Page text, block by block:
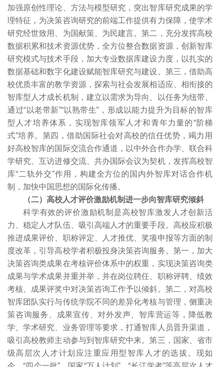
加强原创性理论、方法与模型研究，突出智库研究成果的学
理特征，为决策咨询研究的前端工作提供有力保障，使学术
研究经世致用、为国献策、为民建言。第二，充分发挥高校
数据积累和技术资源优势，全方位整合数据资源，创新智库
研究模式与技术手段，加大专业数据库建设力度，以扎实的
数据基础和数字化建设赋能智库研究与建设。第三，借助高
校优质丰富的教学资源，探索与社会发展相适应、相衔接的
智库型人才成长机制，建立以需求为导向、以任务为纽带、
通过“以老带新”“以熟带生”，形成以能力提升为目标的智库
型人才培养体系，实现智库领军人才和青年力量的“阶梯
式”培养。第四，借助国际社会对高校的信任优势，竭力用
好高校智库的国际交流合作通道，以中外合作办学、联合科
学研究、互访进修交流、共办国际会议为契机，发挥高校智
库“二轨外交”作用，构建全方位的国内外智库对话合作机
制，加快中国思想的国际化传播。
（二）高校人才评价激励机制进一步向智库研究倾斜
科学有效的评价激励机制是高校智库激发人才创新活
力、稳定人才队伍、吸引高端人才的重要手段。高校应积极
推进成果评价、职称评定、人才推优、奖项申报等方面的制
度改革，引导高校学者积极投身决策咨询服务。第一，加大
决策咨询类成果在考核评价体系中的权重，实现决策咨询类
成果与学术成果并重并举，并在岗位聘任、职称评聘、绩效
考核、成果评奖中对决策咨询工作予以倾斜。第二，对高校
智库团队实行与传统学院不同的差异化考核与管理，侧重决
策咨询服务、成果宣传、对外发声、智库营运等，降低教
学、学术研究、业务管理等要求，打通智库人员晋升渠道，
吸引高校教师主动参与到智库研究中来。第三，国家、省市
级高层次人才计划应注重应用型智库人才的选拔。现如